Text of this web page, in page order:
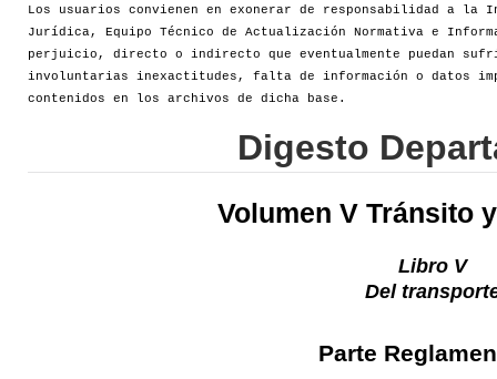
Los usuarios convienen en exonerar de responsabilidad a la
Jurídica, Equipo Técnico de Actualización Normativa e
perjuicio, directo o indirecto que eventualmente puedan
involuntarias inexactitudes, falta de información o datos
contenidos en los archivos de dicha base.
Digesto
Volumen V Tránsito
Libro V
Del
Parte